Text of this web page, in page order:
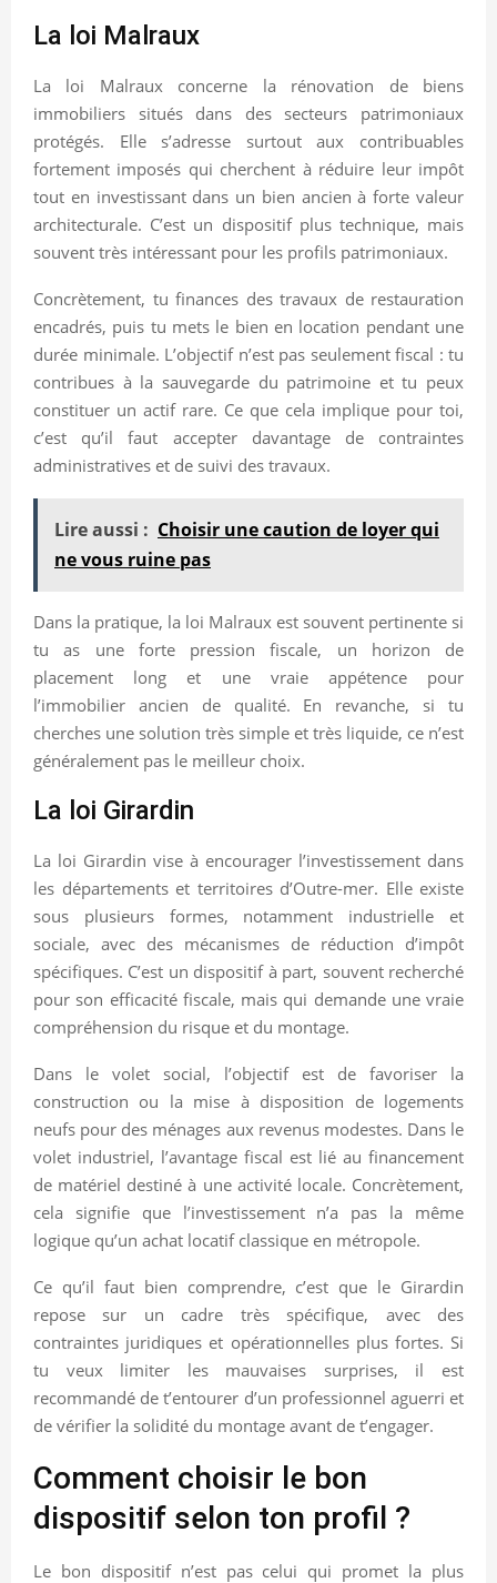
La loi Malraux
La loi Malraux concerne la rénovation de biens
immobiliers situés dans des secteurs patrimoniaux
protégés. Elle s’adresse surtout aux contribuables
fortement imposés qui cherchent à réduire leur impôt
tout en investissant dans un bien ancien à forte valeur
architecturale. C’est un dispositif plus technique, mais
souvent très intéressant pour les profils patrimoniaux.
Concrètement, tu finances des travaux de restauration
encadrés, puis tu mets le bien en location pendant une
durée minimale. L’objectif n’est pas seulement fiscal : tu
contribues à la sauvegarde du patrimoine et tu peux
constituer un actif rare. Ce que cela implique pour toi,
c’est qu’il faut accepter davantage de contraintes
administratives et de suivi des travaux.
Lire aussi : Choisir une caution de loyer qui
ne vous ruine pas
Dans la pratique, la loi Malraux est souvent pertinente si
tu as une forte pression fiscale, un horizon de
placement long et une vraie appétence pour
l’immobilier ancien de qualité. En revanche, si tu
cherches une solution très simple et très liquide, ce n’est
généralement pas le meilleur choix.
La loi Girardin
La loi Girardin vise à encourager l’investissement dans
les départements et territoires d’Outre-mer. Elle existe
sous plusieurs formes, notamment industrielle et
sociale, avec des mécanismes de réduction d’impôt
spécifiques. C’est un dispositif à part, souvent recherché
pour son efficacité fiscale, mais qui demande une vraie
compréhension du risque et du montage.
Dans le volet social, l’objectif est de favoriser la
construction ou la mise à disposition de logements
neufs pour des ménages aux revenus modestes. Dans le
volet industriel, l’avantage fiscal est lié au financement
de matériel destiné à une activité locale. Concrètement,
cela signifie que l’investissement n’a pas la même
logique qu’un achat locatif classique en métropole.
Ce qu’il faut bien comprendre, c’est que le Girardin
repose sur un cadre très spécifique, avec des
contraintes juridiques et opérationnelles plus fortes. Si
tu veux limiter les mauvaises surprises, il est
recommandé de t’entourer d’un professionnel aguerri et
de vérifier la solidité du montage avant de t’engager.
Comment choisir le bon
dispositif selon ton profil ?
Le bon dispositif n’est pas celui qui promet la plus